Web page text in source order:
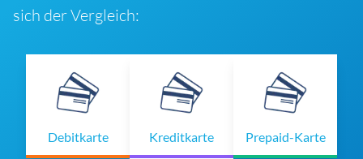
sich der Vergleich:
Debitkarte Kreditkarte Prepaid-Karte